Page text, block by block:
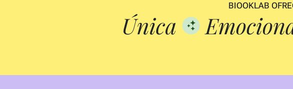
BIOOKLAB
Única